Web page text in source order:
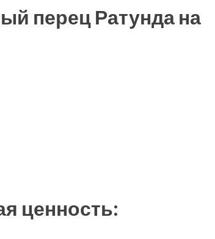
перец Ратунда на
ценность: